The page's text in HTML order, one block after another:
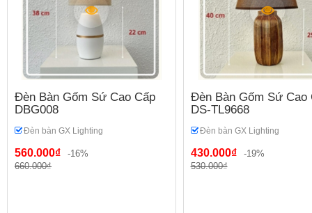
Đèn Bàn Gốm Sứ Cao Cấp
DBG008
Đèn bàn GX Lighting
560.000₫
-16%
660.000₫
Đèn Bàn Gốm Sứ Cao
DS-TL9668
Đèn bàn GX Lighting
430.000₫
-19%
530.000₫